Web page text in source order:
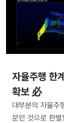
자율주행 한
확보 必
대부분의 자율주
문인 것으로 판